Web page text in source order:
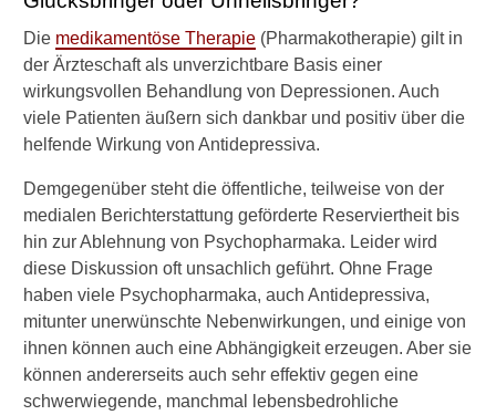
Die medikamentöse Therapie (Pharmakotherapie) gilt in
der Ärzteschaft als unverzichtbare Basis einer
wirkungsvollen Behandlung von Depressionen. Auch
viele Patienten äußern sich dankbar und positiv über die
helfende Wirkung von Antidepressiva.
Demgegenüber steht die öffentliche, teilweise von der
medialen Berichterstattung geförderte Reserviertheit bis
hin zur Ablehnung von Psychopharmaka. Leider wird
diese Diskussion oft unsachlich geführt. Ohne Frage
haben viele Psychopharmaka, auch Antidepressiva,
mitunter unerwünschte Nebenwirkungen, und einige von
ihnen können auch eine Abhängigkeit erzeugen. Aber sie
können andererseits auch sehr effektiv gegen eine
schwerwiegende, manchmal lebensbedrohliche
e
s
u
n
g
,
e
n
d
s
e
l
g
k
e